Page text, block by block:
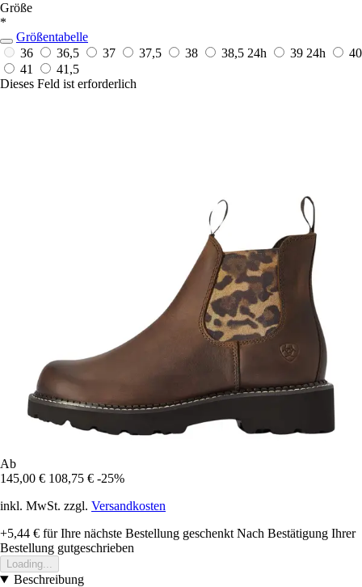
Größe
*
Größentabelle
36
36,5 37 37,5 38 38,5 24h 39 24h
40
41
41,5
Dieses Feld ist erforderlich
Ab
145,00 € 108,75 € -25%
inkl. MwSt. zzgl. Versandkosten
+5,44 € für Ihre nächste Bestellung geschenkt Nach Bestätigung Ihrer
Bestellung gutgeschrieben
Loading...
Beschreibung